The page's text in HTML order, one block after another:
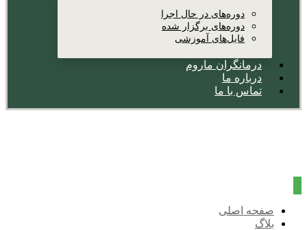
دوره‌های در حال اجرا
دوره‌های برگزار شده
فایل‌های آموزشی
درمانگران ماروم
درباره ما
تماس با ما
صفحه اصلی
بلاگ